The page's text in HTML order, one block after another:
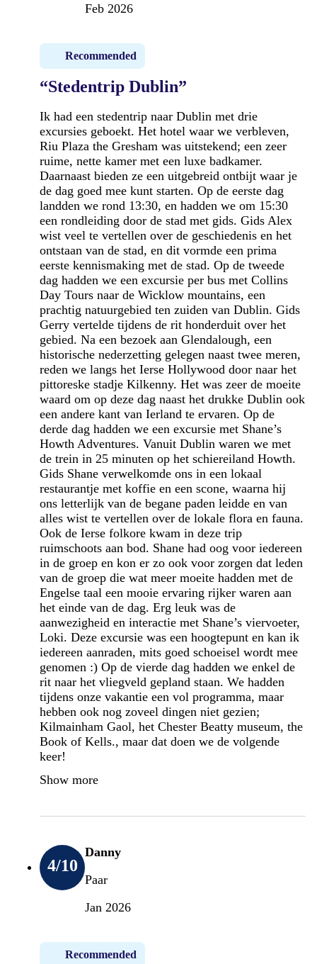
Feb 2026
Recommended
“Stedentrip Dublin”
Ik had een stedentrip naar Dublin met drie
excursies geboekt. Het hotel waar we verbleven,
Riu Plaza the Gresham was uitstekend; een zeer
ruime, nette kamer met een luxe badkamer.
Daarnaast bieden ze een uitgebreid ontbijt waar je
de dag goed mee kunt starten. Op de eerste dag
landden we rond 13:30, en hadden we om 15:30
een rondleiding door de stad met gids. Gids Alex
wist veel te vertellen over de geschiedenis en het
ontstaan van de stad, en dit vormde een prima
eerste kennismaking met de stad. Op de tweede
dag hadden we een excursie per bus met Collins
Day Tours naar de Wicklow mountains, een
prachtig natuurgebied ten zuiden van Dublin. Gids
Gerry vertelde tijdens de rit honderduit over het
gebied. Na een bezoek aan Glendalough, een
historische nederzetting gelegen naast twee meren,
reden we langs het Ierse Hollywood door naar het
pittoreske stadje Kilkenny. Het was zeer de moeite
waard om op deze dag naast het drukke Dublin ook
een andere kant van Ierland te ervaren. Op de
derde dag hadden we een excursie met Shane’s
Howth Adventures. Vanuit Dublin waren we met
de trein in 25 minuten op het schiereiland Howth.
Gids Shane verwelkomde ons in een lokaal
restaurantje met koffie en een scone, waarna hij
ons letterlijk van de begane paden leidde en van
alles wist te vertellen over de lokale flora en fauna.
Ook de Ierse folkore kwam in deze trip
ruimschoots aan bod. Shane had oog voor iedereen
in de groep en kon er zo ook voor zorgen dat leden
van de groep die wat meer moeite hadden met de
Engelse taal een mooie ervaring rijker waren aan
het einde van de dag. Erg leuk was de
aanwezigheid en interactie met Shane’s viervoeter,
Loki. Deze excursie was een hoogtepunt en kan ik
iedereen aanraden, mits goed schoeisel wordt mee
genomen :) Op de vierde dag hadden we enkel de
rit naar het vliegveld gepland staan. We hadden
tijdens onze vakantie een vol programma, maar
hebben ook nog zoveel dingen niet gezien;
Kilmainham Gaol, het Chester Beatty museum, the
Book of Kells., maar dat doen we de volgende
keer!
Show more
4/10
Danny
Paar
Jan 2026
Recommended